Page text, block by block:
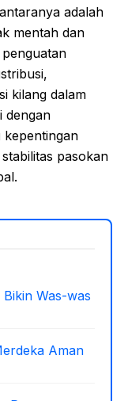
adalah
mentah dan
kilang dalam
dengan
kepentingan
pasokan
Was-was
Aman